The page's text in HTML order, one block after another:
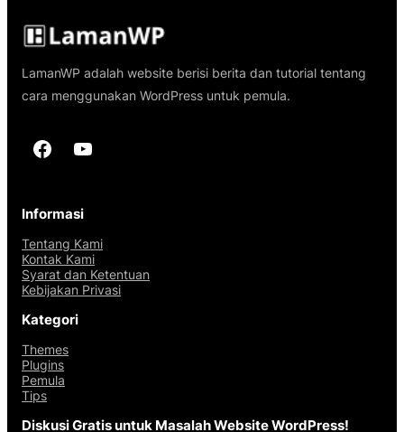
LamanWP adalah website berisi berita dan tutorial tentang
cara menggunakan WordPress untuk pemula.
Facebook YouTube
Informasi
Tentang Kami
Kontak Kami
Syarat dan Ketentuan
Kebijakan Privasi
Kategori
Themes
Plugins
Pemula
Tips
Diskusi Gratis untuk Masalah Website WordPress!